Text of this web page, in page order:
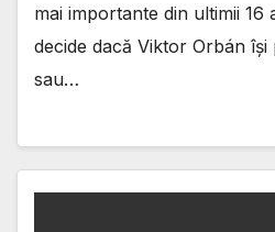
mai importante din ultimii 16
decide dacă Viktor Orbán
sau…